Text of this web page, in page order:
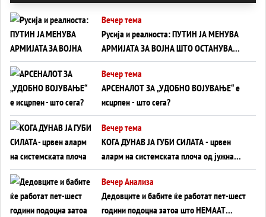
Вечер тема
Русија и реалноста: ПУТИН ЈА МЕНУВА
АРМИЈАТА ЗА ВОЈНА ШТО ОСТАНУВА
БЕЗ ФРОНТ
Вечер тема
АРСЕНАЛОТ ЗА „УДОБНО ВОЈУВАЊЕ“ е
исцрпен - што сега?
Вечер тема
КОГА ДУНАВ ЈА ГУБИ СИЛАТА - црвен
аларм на системската плоча од јужна
Германија до Црното Море...
Вечер Анализа
Дедовците и бабите ќе работат пет-шест
години подоцна затоа што НЕМААТ